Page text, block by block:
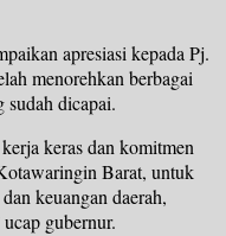
apresiasi kepada Pj.
menorehkan berbagai
sudah dicapai.
keras dan komitmen
Barat, untuk
keuangan daerah,
gubernur.